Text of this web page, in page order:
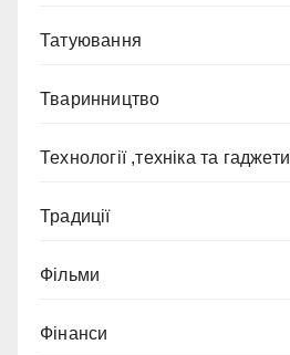
Татуювання
Тваринництво
Технології ,техніка та гаджети
Традиції
Фільми
Фінанси